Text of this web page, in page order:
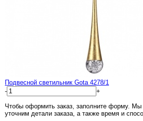
Подвесной светильник Gota 4278/1
-
+
Чтобы оформить заказ, заполните форму.
уточним детали заказа, а также время и